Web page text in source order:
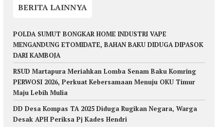
BERITA LAINNYA
POLDA SUMUT BONGKAR HOME INDUSTRI VAPE
MENGANDUNG ETOMIDATE, BAHAN BAKU DIDUGA DIPASOK
DARI KAMBOJA
RSUD Martapura Meriahkan Lomba Senam Baku Komring
PERWOSI 2026, Perkuat Kebersamaan Menuju OKU Timur
Maju Lebih Mulia
DD Desa Kompas TA 2025 Diduga Rugikan Negara, Warga
Desak APH Periksa Pj Kades Hendri